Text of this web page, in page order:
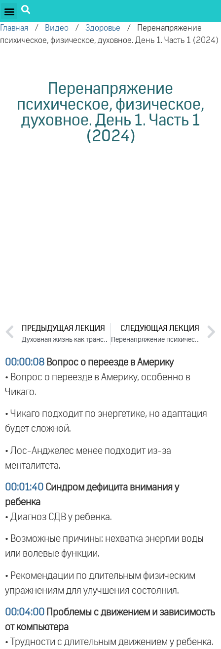
Главная / Видео / Здоровье /
Перенапряжение
психическое, физическое, духовное. День 1. Часть 1 (2024)
Перенапряжение
психическое, физическое,
духовное. День 1. Часть 1
(2024)
ПРЕДЫДУЩАЯ ЛЕКЦИЯ
Духовная жизнь как трансформация ложного эго. Ответы на вопросы, 2024
СЛЕДУЮЩАЯ ЛЕКЦИЯ
Перенапряжение психическое, физическое, духовное. День 1. Часть 2 (2024)
00:00:08 Вопрос о переезде в Америку
• Вопрос о переезде в Америку, особенно в
Чикаго.
• Чикаго подходит по энергетике, но адаптация
будет сложной.
• Лос-Анджелес менее подходит из-за
менталитета.
00:01:40 Синдром дефицита внимания у
ребенка
• Диагноз СДВ у ребенка.
• Возможные причины: нехватка энергии воды
или волевые функции.
• Рекомендации по длительным физическим
упражнениям для улучшения состояния.
00:04:00 Проблемы с движением и зависимость
от компьютера
• Трудности с длительным движением у ребенка.